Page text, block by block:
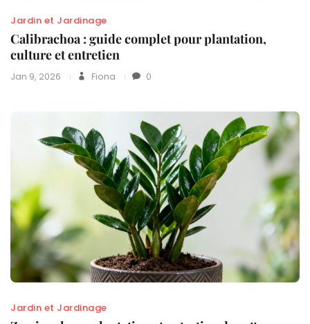
Jardin et Jardinage
Calibrachoa : guide complet pour plantation,
culture et entretien
Jan 9, 2026 Fiona 0
Jardin et Jardinage